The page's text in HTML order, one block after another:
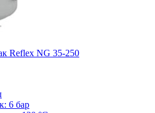
Reflex NG 35-250
6 бар